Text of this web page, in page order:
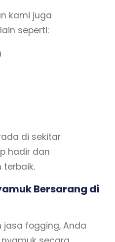
kami juga
seperti:
di sekitar
hadir dan
terbaik.
Bersarang di
jasa fogging, Anda